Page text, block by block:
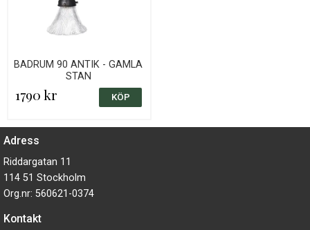
BADRUM 90 ANTIK - GAMLA
STAN
1790 kr
Adress
Riddargatan 11
114 51 Stockholm
Org.nr: 560621-0374
Kontakt